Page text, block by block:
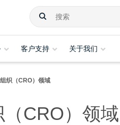
客户支持 关于我们
织（CRO）领域
CRO）领域